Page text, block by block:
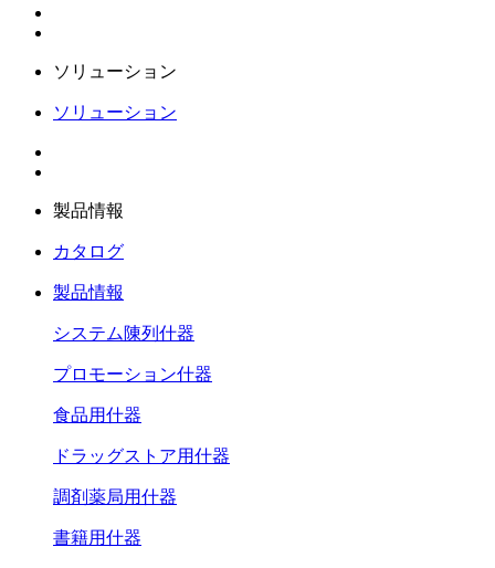
ソリューション
ソリューション
製品情報
カタログ
製品情報
システム陳列什器
プロモーション什器
食品用什器
ドラッグストア用什器
調剤薬局用什器
書籍用什器